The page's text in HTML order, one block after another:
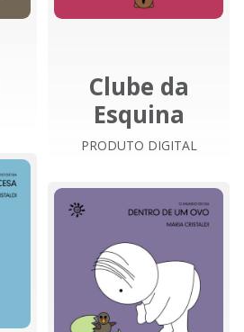
Clube da
Esquina
PRODUTO DIGITAL